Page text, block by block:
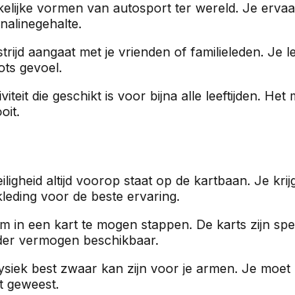
vormen van autosport ter wereld. Je
aangaat met je vrienden of familieleden.
gevoel.
die geschikt is voor bijna alle leeftijden.
altijd voorop staat op de kartbaan. Je
voor de beste ervaring.
in een kart te mogen stappen. De karts zijn
vermogen beschikbaar.
best zwaar kan zijn voor je armen. Je
geweest.